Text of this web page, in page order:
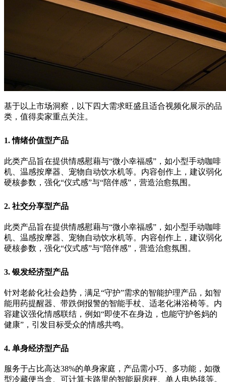
基于以上市场洞察，以下四大需求旺盛且适合视频化展示的品
类，值得卖家重点关注。
1. 情绪价值型产品
此类产品旨在提供情感慰藉与“微小幸福感”，如小型手动咖啡
机、温感按摩器、宠物自动饮水机等。内容创作上，建议弱化
硬核参数，强化“仪式感”与“陪伴感”，营造治愈氛围。
2. 社交分享型产品
此类产品旨在提供情感慰藉与“微小幸福感”，如小型手动咖啡
机、温感按摩器、宠物自动饮水机等。内容创作上，建议弱化
硬核参数，强化“仪式感”与“陪伴感”，营造治愈氛围。
3. 银发经济型产品
针对老龄化社会趋势，满足“守护”需求的智能护理产品，如智
能用药提醒器、带跌倒报警的智能手杖、适老化淋浴椅等。内
容建议强化情感联结，例如“即使不在身边，也能守护爸妈的
健康”，引发目标受众的情感共鸣。
4. 单身经济型产品
服务于占比高达38%的单身家庭，产品需小巧、多功能，如微
型冷藏便当盒、可计算卡路里的智能厨房秤、单人电热毯等。